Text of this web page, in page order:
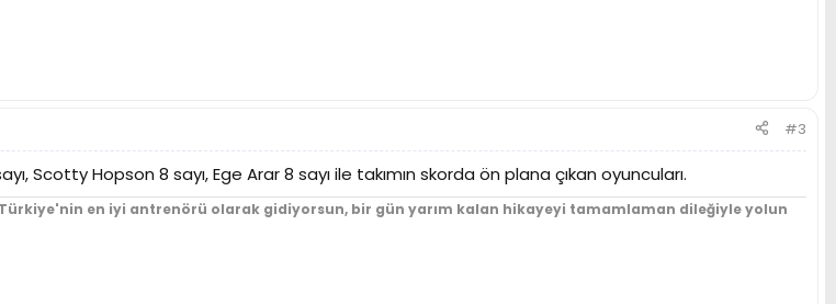
#3
Scotty Hopson 8 sayı, Ege Arar 8 sayı ile takımın skorda ön plana çıkan oyuncuları.
en iyi antrenörü olarak gidiyorsun, bir gün yarım kalan hikayeyi tamamlaman dileğiyle yolun